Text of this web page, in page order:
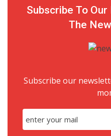
Subscribe To
The
Subscribe our